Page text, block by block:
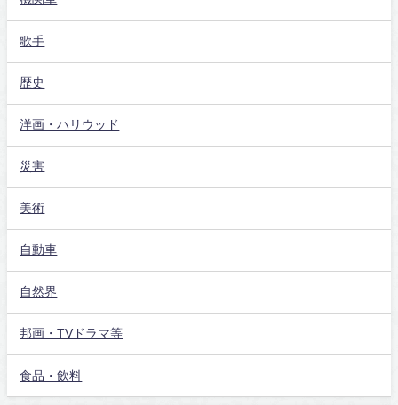
歌手
歴史
洋画・ハリウッド
災害
美術
自動車
自然界
邦画・TVドラマ等
食品・飲料